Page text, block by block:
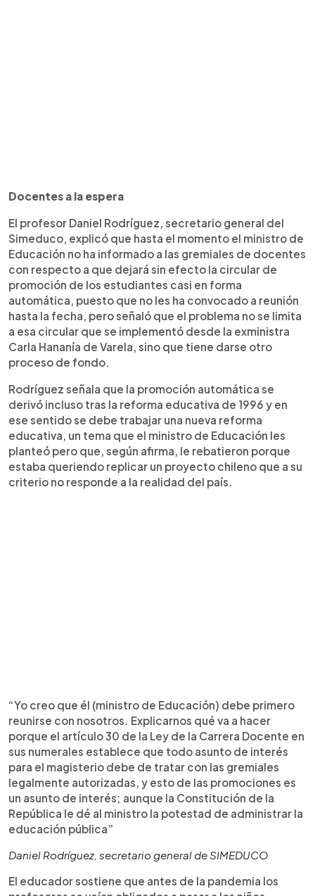
Docentes a la espera
El profesor Daniel Rodríguez, secretario general del
Simeduco, explicó que hasta el momento el ministro de
Educación no ha informado a las gremiales de docentes
con respecto a que dejará sin efecto la circular de
promoción de los estudiantes casi en forma
automática, puesto que no les ha convocado a reunión
hasta la fecha, pero señaló que el problema no se limita
a esa circular que se implementó desde la exministra
Carla Hananía de Varela, sino que tiene darse otro
proceso de fondo.
Rodríguez señala que la promoción automática se
derivó incluso tras la reforma educativa de 1996 y en
ese sentido se debe trabajar una nueva reforma
educativa, un tema que el ministro de Educación les
planteó pero que, según afirma, le rebatieron porque
estaba queriendo replicar un proyecto chileno que a su
criterio no responde a la realidad del país.
“Yo creo que él (ministro de Educación) debe primero
reunirse con nosotros. Explicarnos qué va a hacer
porque el artículo 30 de la Ley de la Carrera Docente en
sus numerales establece que todo asunto de interés
para el magisterio debe de tratar con las gremiales
legalmente autorizadas, y esto de las promociones es
un asunto de interés; aunque la Constitución de la
República le dé al ministro la potestad de administrar la
educación pública”
Daniel Rodríguez, secretario general de SIMEDUCO
El educador sostiene que antes de la pandemia los